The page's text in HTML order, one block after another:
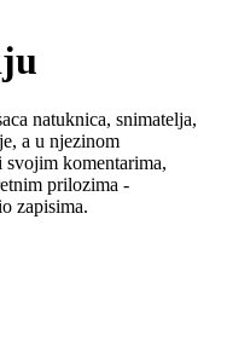
natuknica, snimatelja,
a u njezinom
komentarima,
prilozima -
zapisima.